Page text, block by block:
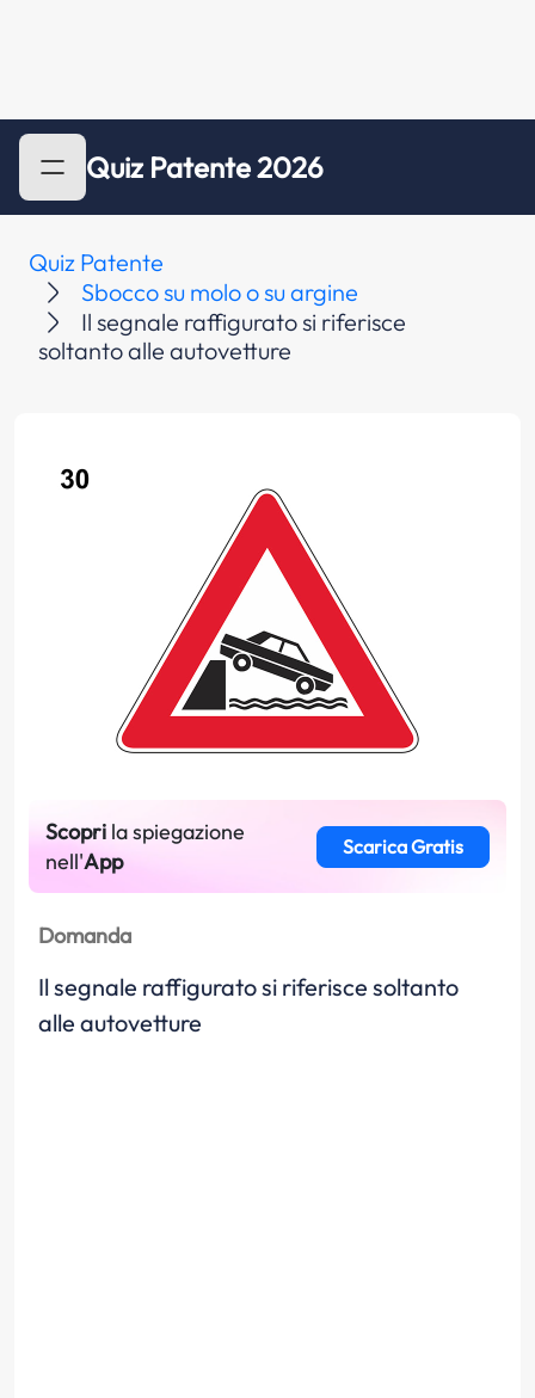
Quiz Patente 2026
Quiz Patente
Sbocco su molo o su argine
Il segnale raffigurato si riferisce
soltanto alle autovetture
Scopri la spiegazione
nell'App
Scarica Gratis
Domanda
Il segnale raffigurato si riferisce soltanto
alle autovetture